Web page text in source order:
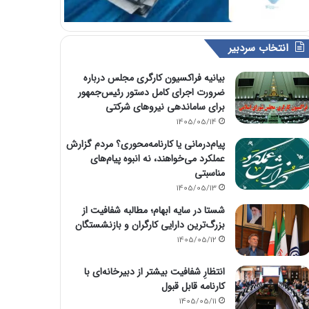
انتخاب سردبیر
بیانیه فراکسیون کارگری مجلس درباره
ضرورت اجرای کامل دستور رئیس‌جمهور
برای ساماندهی نیروهای شرکتی
1405/05/14
پیام‌درمانی یا کارنامه‌محوری؟ مردم گزارش
عملکرد می‌خواهند، نه انبوه پیام‌های
مناسبتی
1405/05/13
شستا در سایه ابهام؛ مطالبه شفافیت از
بزرگ‌ترین دارایی کارگران و بازنشستگان
1405/05/12
انتظارِ شفافیت بیشتر از دبیرخانه‌ای با
کارنامه قابل قبول
1405/05/11